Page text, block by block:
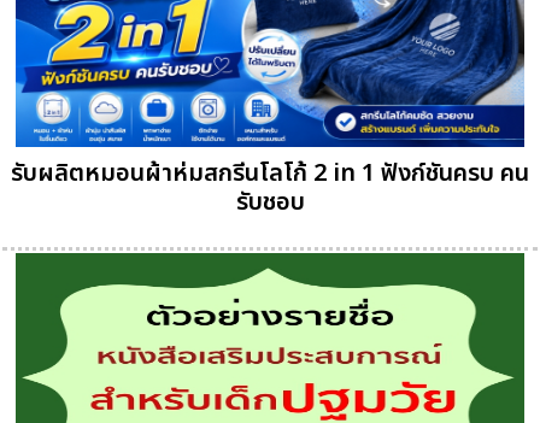
รับผลิตหมอนผ้าห่มสกรีนโลโก้ 2 in 1 ฟังก์ชันครบ คน
รับชอบ